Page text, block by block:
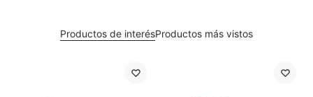
Productos de interésProductos más vistos